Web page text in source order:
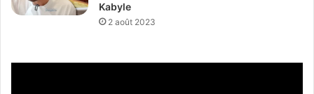
Kabyle
2 août 2023